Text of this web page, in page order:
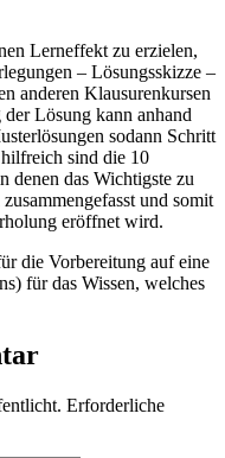
Lerneffekt zu erzielen,
– Lösungsskizze –
anderen Klausurenkursen
Lösung kann anhand
sodann Schritt
sind die 10
denen das Wichtigste zu
und somit
eröffnet wird.
die Vorbereitung auf eine
für das Wissen, welches
Erforderliche